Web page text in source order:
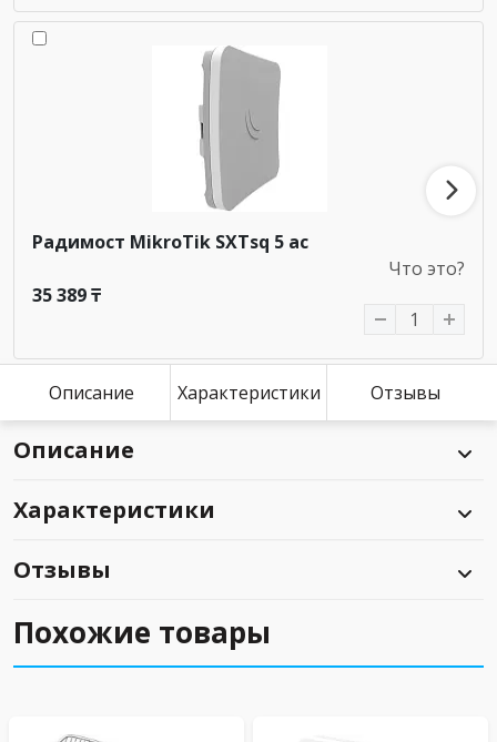
Радимост MikroTik SXTsq 5 ac
Что это?
35 389 ₸
Описание Характеристики Отзывы
Описание
Характеристики
Отзывы
Похожие товары